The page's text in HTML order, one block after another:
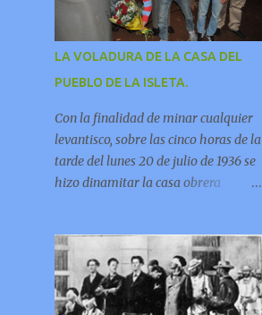
Chancletas, exhibición de Lucha del
Garrote y...
LA VOLADURA DE LA CASA DEL
PUEBLO DE LA ISLETA.
Con la finalidad de minar cualquier
levantisco, sobre las cinco horas de la
tarde del lunes 20 de julio de 1936 se
hizo dinamitar la casa obrera
Juan Peña García. Cada 18 de julio la
prensa se hace eco de la efeméride
del alzamiento militar de 1936 que
promovió un golpe de Estado contra